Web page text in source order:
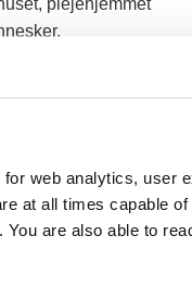
web analytics, user
at all times capable
You are also able to
plejehjemmet
er dybt afhængige af
ældrepleje og anden